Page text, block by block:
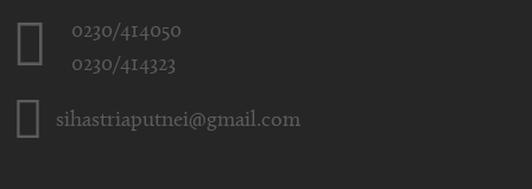
0230/414050
0230/414323
sihastriaputnei@gmail.com